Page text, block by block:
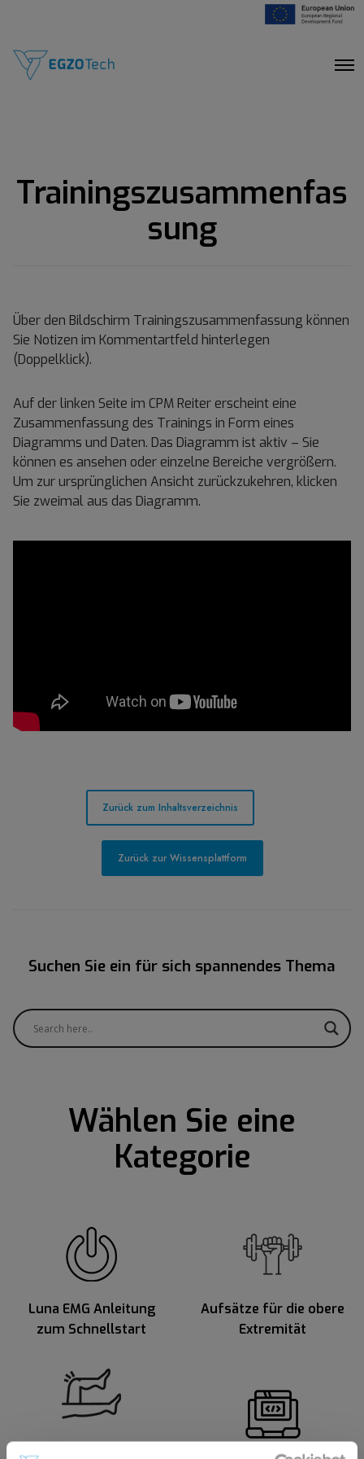
O
Trainingszusammenfas
sung
Über den Bildschirm Trainingszusammenfassung können
Sie Notizen im Kommentartfeld hinterlegen
(Doppelklick).
Auf der linken Seite im CPM Reiter erscheint eine
Zusammenfassung des Trainings in Form eines
Diagramms und Daten. Das Diagramm ist aktiv – Sie
können es ansehen oder einzelne Bereiche vergrößern.
Um zur ursprünglichen Ansicht zurückzukehren, klicken
Sie zweimal aus das Diagramm.
Zurück zum Inhaltsverzeichnis
Zurück zur Wissensplattform
Suchen Sie ein für sich spannendes Thema
Wählen Sie eine
Kategorie
Luna EMG Anleitung
zum Schnellstart
Aufsätze für die obere
Extremität